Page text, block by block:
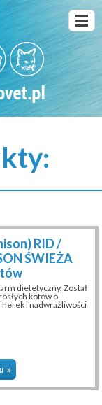
RID /
ŚWIEŻA
dietetyczny. Został
kotów o
i nadwrażliwości
»